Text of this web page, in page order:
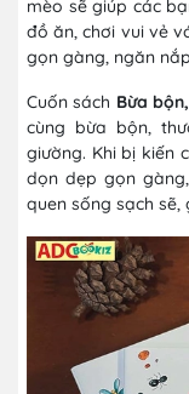
mèo sẽ giúp các
đồ ăn, chơi vui vẻ
gọn gàng, ngăn
Cuốn sách Bừa
cùng bừa bộn,
giường. Khi bị kiến
dọn dẹp gọn
quen sống sạch sẽ,